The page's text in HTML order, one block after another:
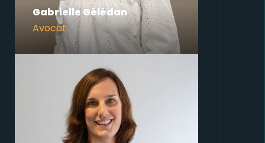
Gabrielle Gélédan
Avocat